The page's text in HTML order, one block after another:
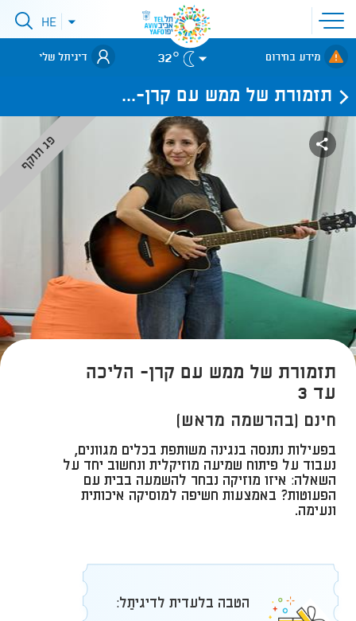
פתיחת
תפריט
אתר
לאתר עיריית
תל-אביב
פתיחתHE
מידע בחירום 32° דיגיתל שלי
תזמורת של ממש עם קרן-...
פג תוקף
תזמורת של ממש עם קרן- הליכה
עד 3
חינם (בהרשמה מראש)
בפעילות נתנסה בנגינה משותפת בכלים מגוונים,
נעבוד על פיתוח שמיעה מוזיקלית ונחשוב יחד על
השאלה: איזו מוזיקה נבחר להשמעה בבית עם
הפעוטות? באמצעות חשיפה למוסיקה איכותית
ונעימה.
הטבה בלעדית לדיגיתֵל: